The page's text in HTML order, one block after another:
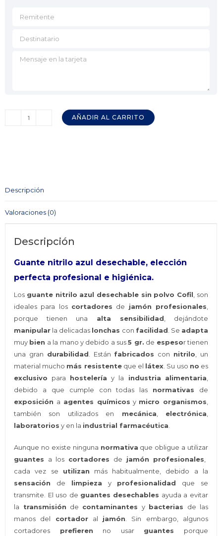
COFIL
AÑADIR AL CARRITO
Descripción
Valoraciones (0)
Descripción
Guante nitrilo azul desechable, elección
perfecta profesional e higiénica.
Los guante nitrilo azul desechable sin polvo Cofil, son
ideales para los cortadores de jamón profesionales,
porque tienen una alta sensibilidad, dejándote
manipular la delicadas lonchas con facilidad. Se adapta
muy bien a la mano y debido a sus5 gr. de espesor tienen
una gran durabilidad. Están fabricados con nitrilo, un
material mucho más resistenteque el látex. Su uso no es
exclusivo para hostelería y la industria alimentaria,
debido a que cumple con todas las normativas de
exposición a agentes químicos y micro organismos,
también son utilizados en mecánica, electrónica,
laboratorios y en la industrial farmacéutica.
Aunque no existe ninguna normativa que obligue a utilizar
guantes a los cortadores de jamón profesionales,
cada vez se utilizan más habitualmente, debido a la
sensación de limpieza y profesionalidad que se
transmite. El uso de guantes desechables ayuda a evitar
la transmisión de contaminantes y bacterias de las
manos del cortadoral jamón. Sin embargo, algunos
cortadores prefieren no usar guantes porque